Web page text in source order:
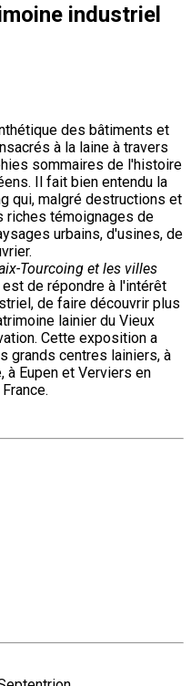
industriel
des bâtiments et
à la laine à travers
sommaires de l'histoire
Il fait bien entendu la
qui, malgré destructions et
riches témoignages de
urbains, d'usines, de
Tourcoing et les villes
de répondre à l'intérêt
de faire découvrir plus
lainier du Vieux
Cette exposition a
grands centres lainiers, à
à Eupen et Verviers en